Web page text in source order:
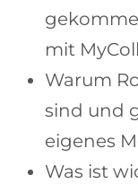
mit
Warum
sind und
eigenes
Was ist